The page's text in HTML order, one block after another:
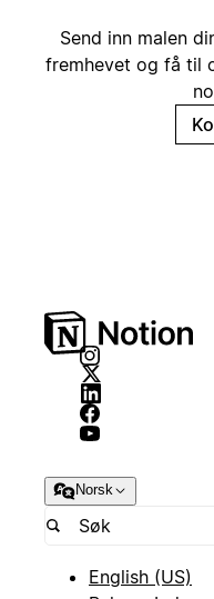
Send inn malen
fremhevet og få til
Norsk
English (US)